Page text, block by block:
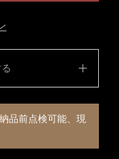
品前点検可能、現